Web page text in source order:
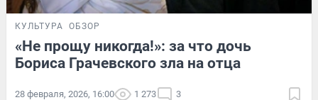
КУЛЬТУРА ОБЗОР
«Не прощу никогда!»: за что дочь
Бориса Грачевского зла на отца
28 февраля, 2026, 16:00 1 273 3